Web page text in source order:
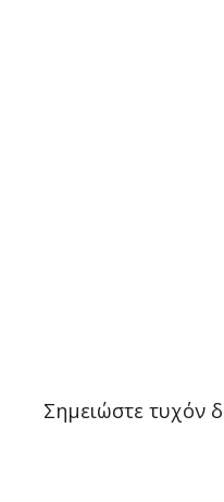
Σημειώστε τυχόν